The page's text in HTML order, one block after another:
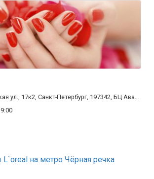
ул., 17к2, Санкт-Петербург, 197342, БЦ Авантаж
L`oreal на метро Чёрная речка